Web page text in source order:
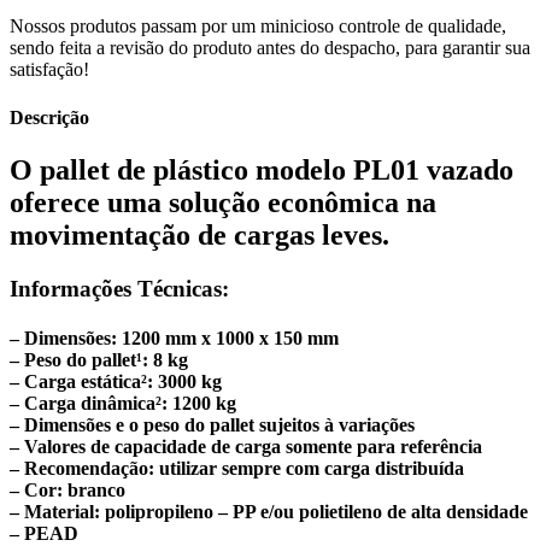
Nossos produtos passam por um minicioso controle de qualidade,
sendo feita a revisão do produto antes do despacho, para garantir sua
satisfação!
Descrição
O pallet de plástico modelo PL01 vazado
oferece uma solução econômica na
movimentação de cargas leves.
Informações Técnicas:
– Dimensões: 1200 mm x 1000 x 150 mm
– Peso do pallet¹: 8 kg
– Carga estática²: 3000 kg
– Carga dinâmica²: 1200 kg
– Dimensões e o peso do pallet sujeitos à variações
– Valores de capacidade de carga somente para referência
– Recomendação: utilizar sempre com carga distribuída
– Cor: branco
– Material: polipropileno – PP e/ou polietileno de alta densidade
– PEAD